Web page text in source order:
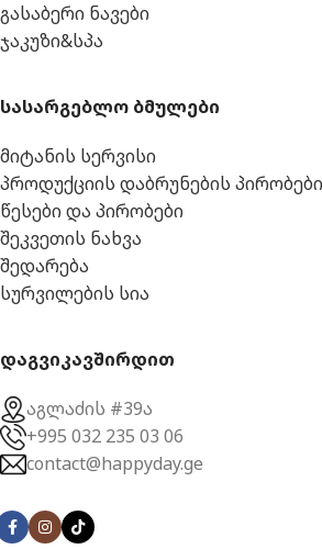
გასაბერი ნავები
ჯაკუზი&სპა
სასარგებლო ბმულები
მიტანის სერვისი
პროდუქციის დაბრუნების პირობები
წესები და პირობები
შეკვეთის ნახვა
შედარება
სურვილების სია
დაგვიკავშირდით
აგლაძის #39ა
+995 032 235 03 06
contact@happyday.ge